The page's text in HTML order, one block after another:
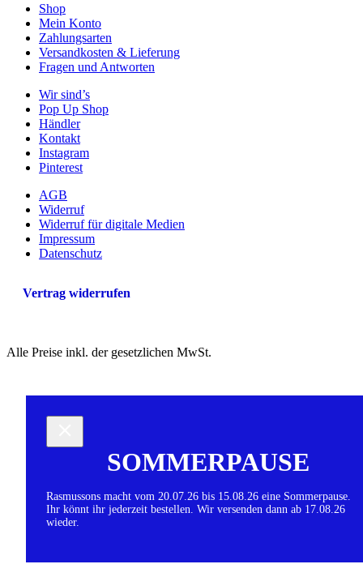
Shop
Mein Konto
Zahlungsarten
Versandkosten & Lieferung
Fragen und Antworten
Wir sind’s
Pop Up Shop
Händler
Kontakt
Instagram
Pinterest
AGB
Widerruf
Widerruf für digitale Medien
Impressum
Datenschutz
Vertrag widerrufen
Alle Preise inkl. der gesetzlichen MwSt.
SOMMERPAUSE
Rasmussons macht vom 20.07.26 bis 15.08.26 eine Sommerpause.
Ihr könnt ihr jederzeit bestellen. Wir versenden dann ab 17.08.26
wieder.